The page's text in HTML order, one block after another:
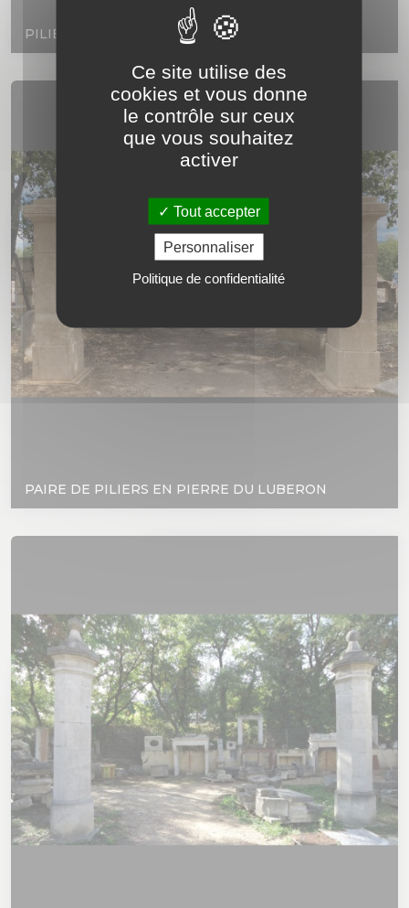
PILIERS EN PIERRE NEUVE VIEILLIE
PAIRE DE PILIERS EN PIERRE DU LUBERON
Ce site utilise des
cookies et vous donne
le contrôle sur ceux
que vous souhaitez
activer
Tout accepter
Personnaliser
Politique de confidentialité